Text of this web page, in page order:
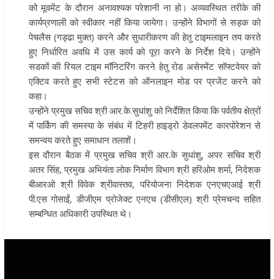
को मूवमेंट के दौरान अनावश्यक परेशानी ना हो। अव्यवस्थित तरीके की
कार्यप्रणाली को स्वीकार नहीं किया जायेगा। उन्होंने विभागों से सड़क को
पेचलैस (गड्ढा मुक्त) करने और सुधारीकरण की हेतु टाइमलाइन तय करते
हुए निर्धारित अवधि में उस कार्य को पूरा करने के निर्देश दिये। उन्होंने
सडकों की रियल टाइम मॉनिटरिंग करने हेतु रोड असेस्मेंट सॉफ्टवेयर को
एक्टिव करते हुए सभी स्टेटस को ऑनलाइन मोड पर प्रजेंट करने को
कहा।
उन्होंने प्रमुख सचिव श्री आर.के.सुधांशु को निर्देशित किया कि पर्वतीय क्षेत्रों
में पार्किंग की समस्या के संबंध में टिहरी हाइड्रो डेवलपमेंट कारपोरेशन से
समन्वय करते हुए समाधान तलाशें।
इस दौरान बैठक में प्रमुख सचिव श्री आर.के सुधांशु, अपर सचिव श्री
अतर सिंह, प्रमुख अभियंता लोक निर्माण विभाग श्री हरिओम शर्मा, निदेशक
बीआरओ श्री विवेक श्रीवास्तव, परियोजना निदेशक एनएचएआई श्री
पी.एस गोसाईं, डीजीएम प्रोजेक्ट एनएच (डीसीएल) श्री प्रेमचन्द सहित
सम्बन्धित अधिकारी उपस्थित थे।